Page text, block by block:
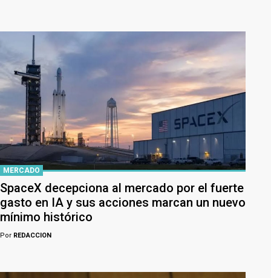
MERCADO
SpaceX decepciona al mercado por el fuerte
gasto en IA y sus acciones marcan un nuevo
mínimo histórico
Por REDACCION